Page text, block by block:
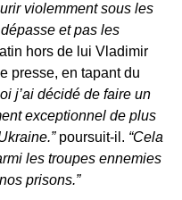
violemment sous les
et pas les
hors de lui Vladimir
presse, en tapant du
j’ai décidé de faire un
exceptionnel de plus
poursuit-il. “Cela
les troupes ennemies
prisons.”